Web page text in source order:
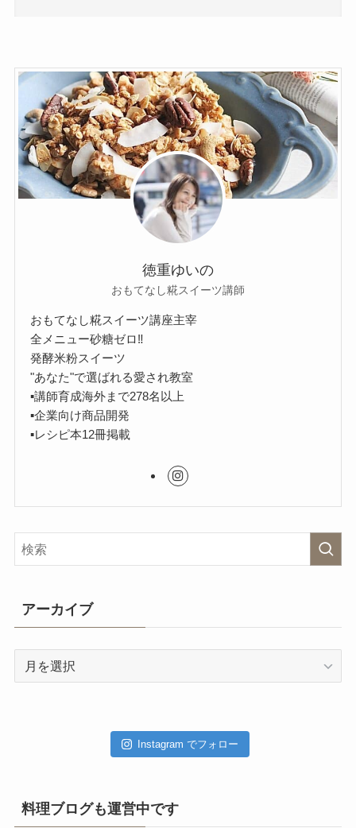
徳重ゆいの
おもてなし糀スイーツ講師
おもてなし糀スイーツ講座主宰
全メニュー砂糖ゼロ‼︎
発酵米粉スイーツ
"あなた"で選ばれる愛され教室
▪︎講師育成海外まで278名以上
▪︎企業向け商品開発
▪︎レシピ本12冊掲載
アーカイブ
Instagram でフォロー
料理ブログも運営中です